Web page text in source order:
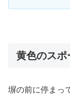
黄色のスポ
塀の前に停まっ